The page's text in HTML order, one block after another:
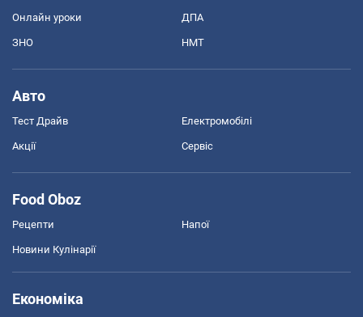
Онлайн уроки ДПА
ЗНО НМТ
Авто
Тест Драйв Електромобілі
Акції Сервіс
Food Oboz
Рецепти Напої
Новини Кулінарії
Економіка